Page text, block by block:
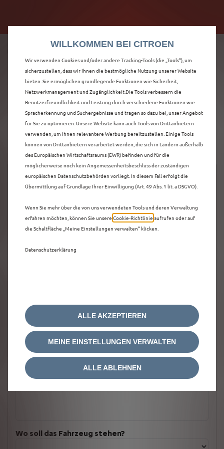
ENTDECKEN SIE ALLE
C5 X IN AACHEN
Welches Fahrzeug möchten Sie?
Wo soll das Fahrzeug stehen?
WILLKOMMEN BEI CITROEN
Wir verwenden Cookies und/oder andere Tracking-Tools (die „Tools“), um
sicherzustellen, dass wir Ihnen die bestmögliche Nutzung unserer Website
bieten. Sie ermöglichen grundlegende Funktionen wie Sicherheit,
Netzwerkmanagement und Zugänglichkeit.Die Tools verbessern die
Benutzerfreundlichkeit und Leistung durch verschiedene Funktionen wie
Spracherkennung und Suchergebnisse und tragen so dazu bei, unser Angebot
für Sie zu optimieren. Unsere Website kann auch Tools von Drittanbietern
verwenden, um Ihnen relevantere Werbung bereitzustellen. Einige Tools
können von Drittanbietern verarbeitet werden, die sich in Ländern außerhalb
des Europäischen Wirtschaftsraums (EWR) befinden und für die
möglicherweise noch kein Angemessenheitsbeschluss der zuständigen
europäischen Datenschutzbehörden vorliegt. In diesem Fall erfolgt die
Übermittlung auf Grundlage Ihrer Einwilligung (Art. 49 Abs. 1 lit. a DSGVO).
Wenn Sie mehr über die von uns verwendeten Tools und deren Verwaltung
erfahren möchten, können Sie unsere Cookie‑Richtlinie aufrufen oder auf
die Schaltfläche „Meine Einstellungen verwalten“ klicken.
Datenschutzerklärung
MEINE EINSTELLUNGEN VERWALTEN
ALLE AKZEPTIEREN
ALLE ABLEHNEN